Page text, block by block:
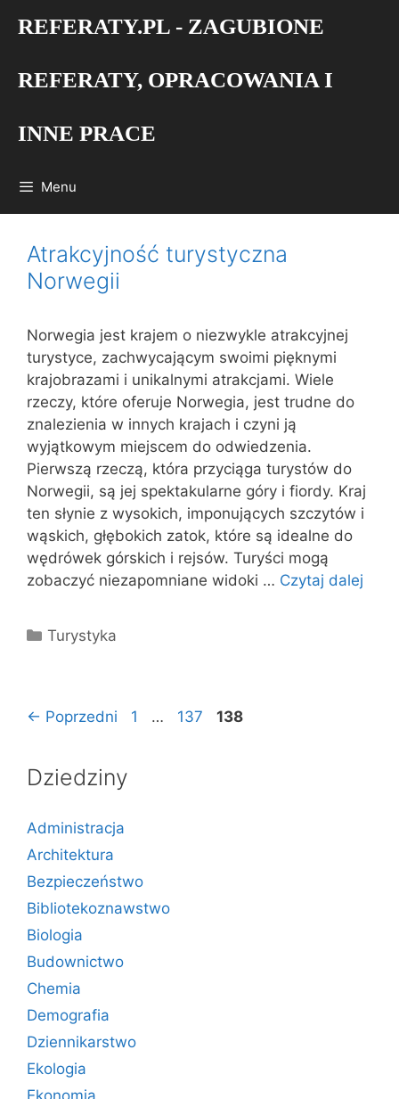
REFERATY.PL - ZAGUBIONE
REFERATY, OPRACOWANIA I
INNE PRACE
Menu
Atrakcyjność turystyczna
Norwegii
Norwegia jest krajem o niezwykle atrakcyjnej
turystyce, zachwycającym swoimi pięknymi
krajobrazami i unikalnymi atrakcjami. Wiele
rzeczy, które oferuje Norwegia, jest trudne do
znalezienia w innych krajach i czyni ją
wyjątkowym miejscem do odwiedzenia.
Pierwszą rzeczą, która przyciąga turystów do
Norwegii, są jej spektakularne góry i fiordy. Kraj
ten słynie z wysokich, imponujących szczytów i
wąskich, głębokich zatok, które są idealne do
wędrówek górskich i rejsów. Turyści mogą
zobaczyć niezapomniane widoki … Czytaj dalej
Kategorie
Turystyka
← Poprzedni Strona
1 … Strona
137 Strona
138
Dziedziny
Administracja
Architektura
Bezpieczeństwo
Bibliotekoznawstwo
Biologia
Budownictwo
Chemia
Demografia
Dziennikarstwo
Ekologia
Ekonomia